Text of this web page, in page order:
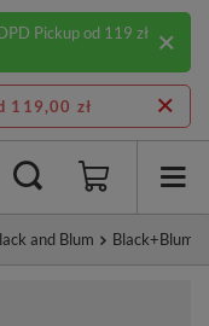
Pickup od 119 zł
119,00 zł
and Blum Black+Blum